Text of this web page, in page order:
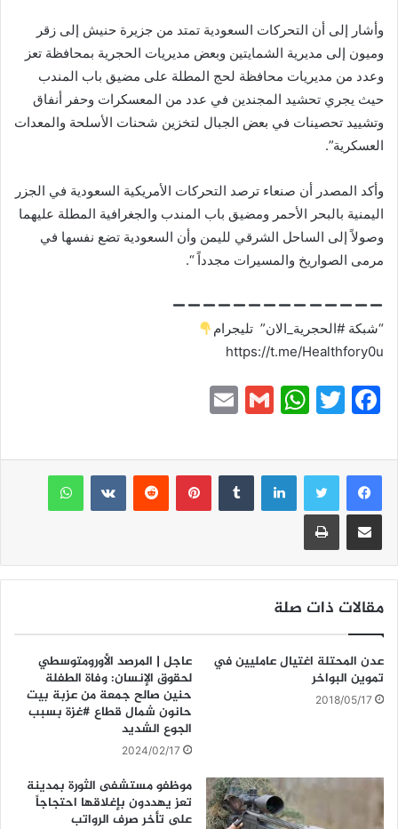
وأشار إلى أن التحركات السعودية تمتد من جزيرة حنيش إلى زقر
وميون إلى مديرية الشمايتين وبعض مديريات الحجرية بمحافظة تعز
وعدد من مديريات محافظة لحج المطلة على مضيق باب المندب
حيث يجري تحشيد المجندين في عدد من المعسكرات وحفر أنفاق
وتشييد تحصينات في بعض الجبال لتخزين شحنات الأسلحة والمعدات
العسكرية”.
وأكد المصدر أن صنعاء ترصد التحركات الأمريكية السعودية في الجزر
اليمنية بالبحر الأحمر ومضيق باب المندب والجغرافية المطلة عليهما
وصولاً إلى الساحل الشرقي لليمن وأن السعودية تضع نفسها في
مرمى الصواريخ والمسيرات مجدداً “.
“شبكة #الحجرية_الان” تليجرام
https://t.me/Healthfory0u
F
c
e
b
o
o
k
T
itt
er
W
at
s
A
p
G
ai
l
ai
l
لينكدإن بينتيريست واتساب
مشاركة عبر البريد طباعة
مقالات ذات صلة
عدن المحتلة اغتيال عامليين في
تموين البواخر
2018/05/17
عاجل | المرصد الأورومتوسطي
لحقوق الإنسان: وفاة الطفلة
حنين صالح جمعة من عزبة بيت
حانون شمال قطاع #غزة بسبب
الجوع الشديد
2024/02/17
موظفو مستشفى الثورة بمدينة
تعز يهددون بإغلاقها احتجاجاً
على تأخر صرف الرواتب